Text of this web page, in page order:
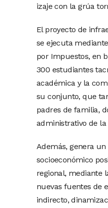
izaje con la grúa
El proyecto de
se ejecuta
por Impuestos, en
300 estudiantes
académica y la
su conjunto, que
padres de familia,
administrativo de
Además, genera
socioeconómico
regional, mediante
nuevas fuentes de
indirecto,